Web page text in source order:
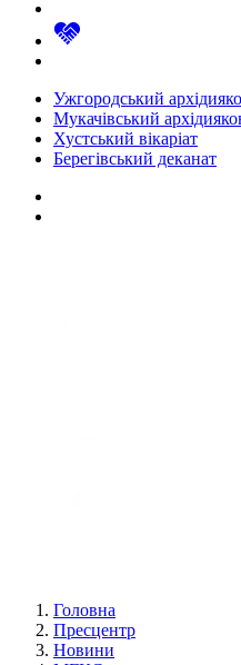
Ужгородський
Мукачівський
Хустський вікаріат
Берегівський деканат
Головна
Пресцентр
Новини